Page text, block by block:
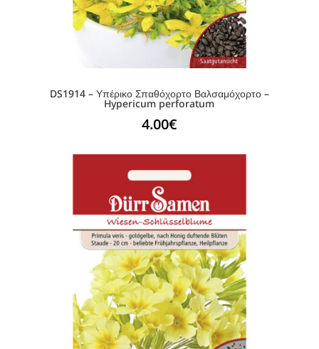
DS1914 – Υπέρικο Σπαθόχορτο Βαλσαμόχορτο –
Hypericum perforatum
4.00€